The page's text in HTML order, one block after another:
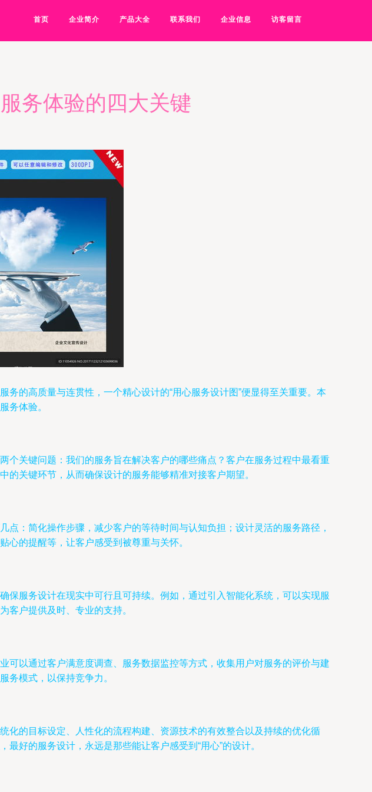
首页 企业简介 产品大全 联系我们 企业信息 访客留言
务体验的四大关键
的高质量与连贯性，一个精心设计的“用心服务设计图”便显得至关重要。本
务体验。
个关键问题：我们的服务旨在解决客户的哪些痛点？客户在服务过程中最看重
关键环节，从而确保设计的服务能够精准对接客户期望。
：简化操作步骤，减少客户的等待时间与认知负担；设计灵活的服务路径，
心的提醒等，让客户感受到被尊重与关怀。
服务设计在现实中可行且可持续。例如，通过引入智能化系统，可以实现服
客户提供及时、专业的支持。
可以通过客户满意度调查、服务数据监控等方式，收集用户对服务的评价与建
务模式，以保持竞争力。
化的目标设定、人性化的流程构建、资源技术的有效整合以及持续的优化循
好的服务设计，永远是那些能让客户感受到“用心”的设计。